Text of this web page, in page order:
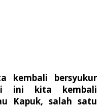
kembali bersyukur
ini kita kembali
Kapuk, salah satu